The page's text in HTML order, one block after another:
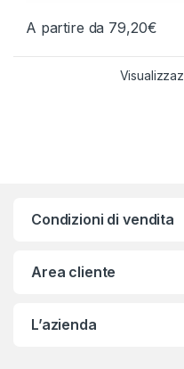
A partire da 79,20€
Questo prodotto ha più
Condizioni di vendita
Area cliente
L’azienda